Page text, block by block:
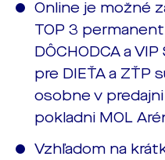
Online je možné
TOP 3
DÔCHODCA a
pre DIEŤA a ZŤP
osobne v
pokladni MOL
Vzhľadom na